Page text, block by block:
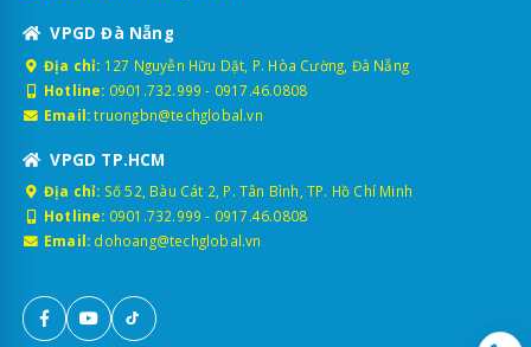
VPGD Đà Nẵng
Địa chỉ: 127 Nguyễn Hữu Dật, P. Hòa Cường, Đà Nẵng
Hotline: 0901.732.999 - 0917.46.0808
Email: truongbn@techglobal.vn
VPGD TP.HCM
Địa chỉ: Số 52, Bàu Cát 2, P. Tân Bình, TP. Hồ Chí Minh
Hotline: 0901.732.999 - 0917.46.0808
Email: dohoang@techglobal.vn